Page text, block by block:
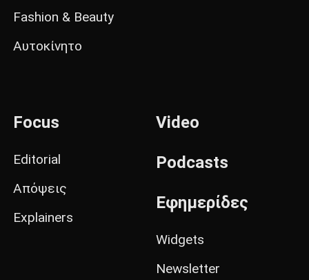
Fashion & Beauty
Αυτοκίνητο
Focus
Editorial
Απόψεις
Explainers
Video
Podcasts
Εφημερίδες
Widgets
Newsletter